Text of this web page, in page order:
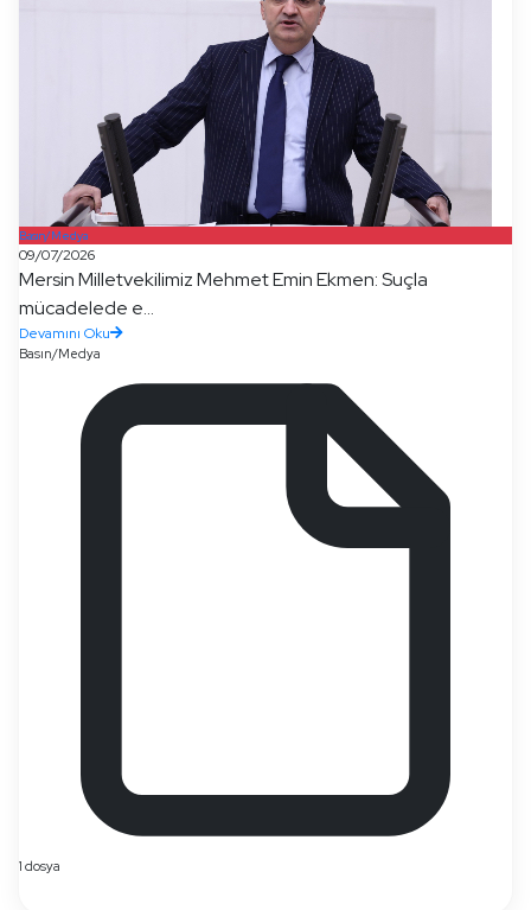
Basın/Medya
09/07/2026
Mersin Milletvekilimiz Mehmet Emin Ekmen: Suçla
mücadelede e...
Devamını Oku
Basın/Medya
1 dosya